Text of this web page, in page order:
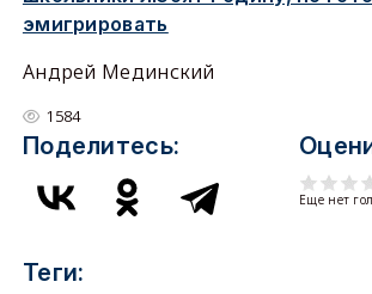
эмигрировать
Андрей Мединский
1584
Поделитесь:
Еще нет
Теги: